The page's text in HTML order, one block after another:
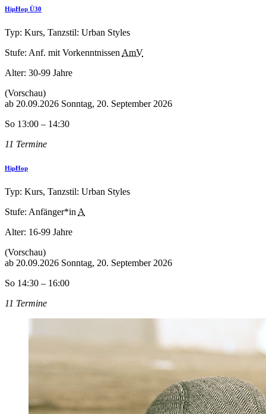
HipHop Ü30
Typ: Kurs, Tanzstil: Urban Styles
Stufe: Anf. mit Vorkenntnissen AmV
Alter: 30-99 Jahre
(Vorschau)
ab 20.09.2026 Sonntag, 20. September 2026
So 13:00 – 14:30
11 Termine
HipHop
Typ: Kurs, Tanzstil: Urban Styles
Stufe: Anfänger*in A
Alter: 16-99 Jahre
(Vorschau)
ab 20.09.2026 Sonntag, 20. September 2026
So 14:30 – 16:00
11 Termine